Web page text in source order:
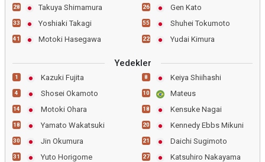
28 Takuya Shimamura
33 Yoshiaki Takagi
41 Motoki Hasegawa
26 Gen Kato
55 Shuhei Tokumoto
22 Yudai Kimura
Yedekler
1 Kazuki Fujita
4 Shosei Okamoto
14 Motoki Ohara
18 Yamato Wakatsuki
30 Jin Okumura
31 Yuto Horigome
8 Keiya Shiihashi
10 Mateus
18 Kensuke Nagai
20 Kennedy Ebbs Mikuni
21 Daichi Sugimoto
27 Katsuhiro Nakayama